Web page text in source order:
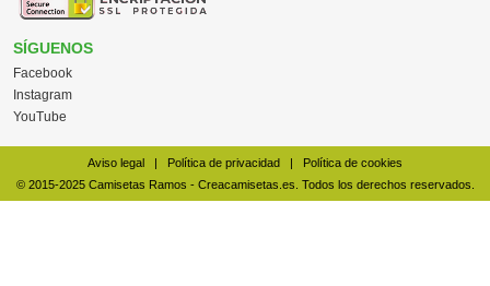
SÍGUENOS
Facebook
Instagram
YouTube
Aviso legal | Política de privacidad |
Política de cookies
© 2015-2025 Camisetas Ramos - Creacamisetas.es. Todos los derechos reservados.